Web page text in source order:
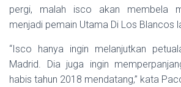
pergi, malah isco akan membela
menjadi pemain Utama Di Los Blancos
“Isco hanya ingin melanjutkan
Madrid. Dia juga ingin
habis tahun 2018 mendatang,” kata